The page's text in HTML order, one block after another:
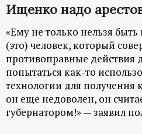
Ищенко надо
«Ему не только нельзя
(это) человек, который
противоправные действия
попытаться как-то
технологии для получения
он еще недоволен, он
губернатором!» — заявил